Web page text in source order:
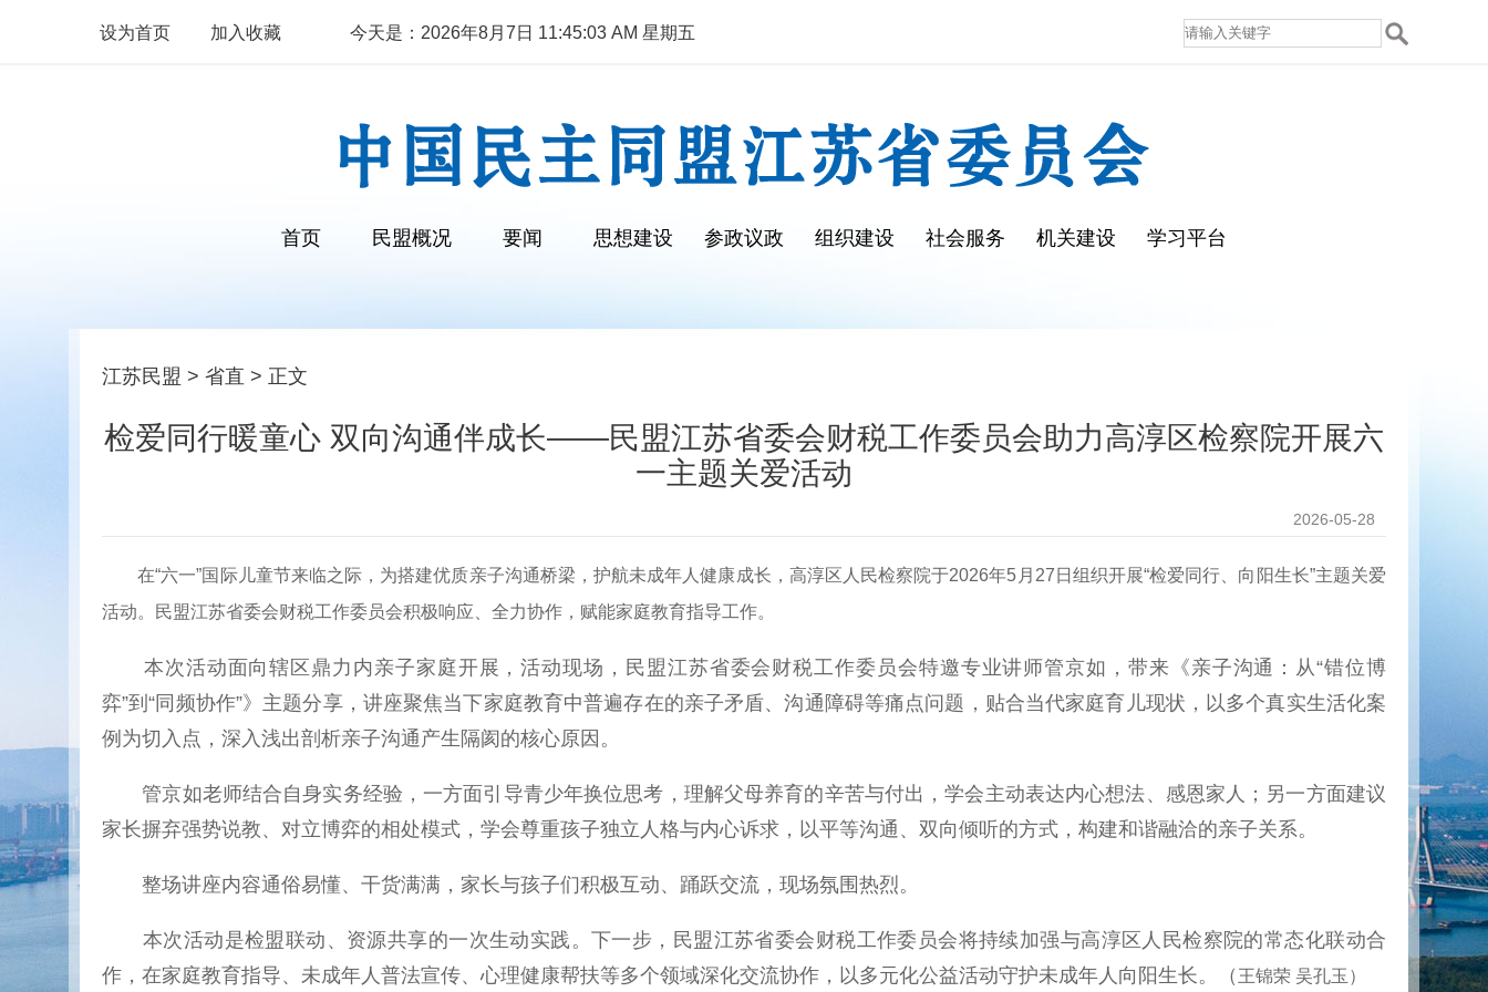
设为首页 加入收藏 今天是：2026年8月7日 11:45:03 AM 星期五
首页 民盟概况 要闻 思想建设 参政议政 组织建设 社会服务 机关建设 学习平台
江苏民盟 > 省直 > 正文
检爱同行暖童心 双向沟通伴成长——民盟江苏省委会财税工作委员会助力高淳区检察院开展六
一主题关爱活动
2026-05-28
在“六一”国际儿童节来临之际，为搭建优质亲子沟通桥梁，护航未成年人健康成长，高淳区人民检察院于2026年5月27日组织开展“检爱同行、向阳生长”主题关爱
活动。民盟江苏省委会财税工作委员会积极响应、全力协作，赋能家庭教育指导工作。
本次活动面向辖区鼎力内亲子家庭开展，活动现场，民盟江苏省委会财税工作委员会特邀专业讲师管京如，带来《亲子沟通：从“错位博
弈”到“同频协作”》主题分享，讲座聚焦当下家庭教育中普遍存在的亲子矛盾、沟通障碍等痛点问题，贴合当代家庭育儿现状，以多个真实生活化案
例为切入点，深入浅出剖析亲子沟通产生隔阂的核心原因。
管京如老师结合自身实务经验，一方面引导青少年换位思考，理解父母养育的辛苦与付出，学会主动表达内心想法、感恩家人；另一方面建议
家长摒弃强势说教、对立博弈的相处模式，学会尊重孩子独立人格与内心诉求，以平等沟通、双向倾听的方式，构建和谐融洽的亲子关系。
整场讲座内容通俗易懂、干货满满，家长与孩子们积极互动、踊跃交流，现场氛围热烈。
本次活动是检盟联动、资源共享的一次生动实践。下一步，民盟江苏省委会财税工作委员会将持续加强与高淳区人民检察院的常态化联动合
作，在家庭教育指导、未成年人普法宣传、心理健康帮扶等多个领域深化交流协作，以多元化公益活动守护未成年人向阳生长。（ 王锦荣 吴孔玉）